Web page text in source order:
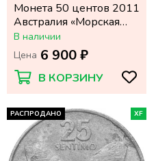
Монета 50 центов 2011
Австралия «Морская
жизнь Австралии:
Черепаха бисса»
В наличии
Цена 6 900 ₽
В КОРЗИНУ
РАСПРОДАНО XF